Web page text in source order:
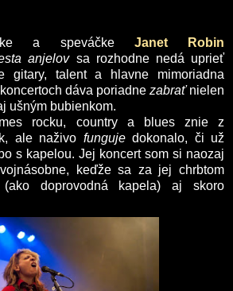
a speváčke Janet Robin
anjelovsa rozhodne nedá uprieť
gitary, talent a hlavne mimoriadna
dáva poriadne zabraťnielen
ušným bubienkom.
rocku, country a blues znie z
ale naživo fungujedokonalo, či už
s kapelou. Jej koncert som si naozaj
keďže sa za jej chrbtom
(ako doprovodná kapela) aj skoro